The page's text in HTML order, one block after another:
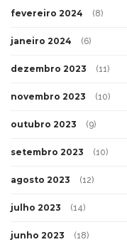
fevereiro 2024 (8)
janeiro 2024 (6)
dezembro 2023 (11)
novembro 2023 (10)
outubro 2023 (9)
setembro 2023 (10)
agosto 2023 (12)
julho 2023 (14)
junho 2023 (18)